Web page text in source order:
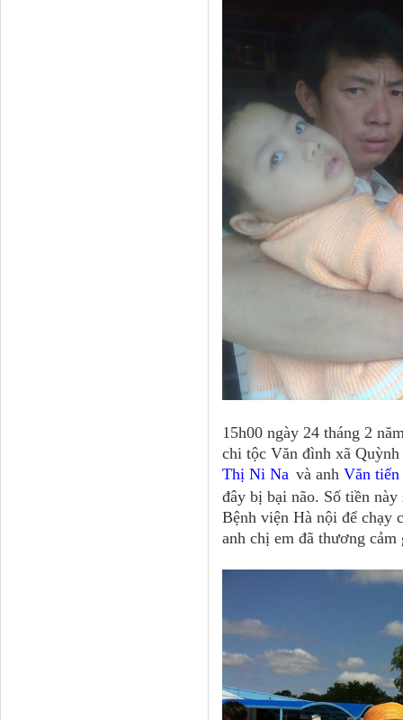
15h00 ngày 24 tháng 2
chi tộc Văn đình xã
Thị Ni Na và anh Văn
đây bị bại não. Số tiền
Bệnh viện Hà nội để chạy
anh chị em đã thương cảm